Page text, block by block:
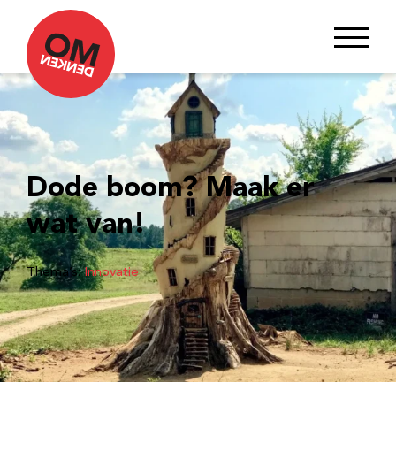
Dode boom? Maak er
wat van!
Thema’s:Innovatie